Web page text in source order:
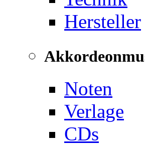
Hersteller
Noten
Verlage
CDs